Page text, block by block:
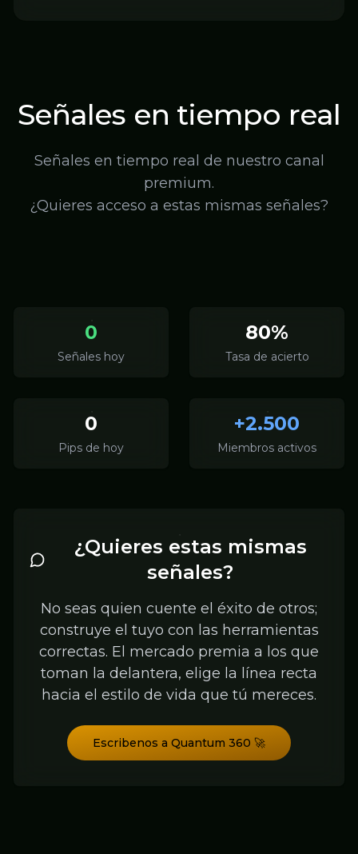
Señales en tiempo real
Señales en tiempo real de nuestro canal
premium.
¿Quieres acceso a estas mismas señales?
0
Señales hoy
80%
Tasa de acierto
0
Pips de hoy
+2.500
Miembros activos
¿Quieres estas mismas
señales?
No seas quien cuente el éxito de otros;
construye el tuyo con las herramientas
correctas. El mercado premia a los que
toman la delantera, elige la línea recta
hacia el estilo de vida que tú mereces.
Escribenos a Quantum 360 🚀